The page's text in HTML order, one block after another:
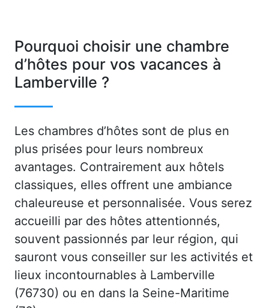
Pourquoi choisir une chambre
d’hôtes pour vos vacances à
Lamberville ?
Les chambres d’hôtes sont de plus en
plus prisées pour leurs nombreux
avantages. Contrairement aux hôtels
classiques, elles offrent une ambiance
chaleureuse et personnalisée. Vous serez
accueilli par des hôtes attentionnés,
souvent passionnés par leur région, qui
sauront vous conseiller sur les activités et
lieux incontournables à Lamberville
(76730) ou en dans la Seine-Maritime